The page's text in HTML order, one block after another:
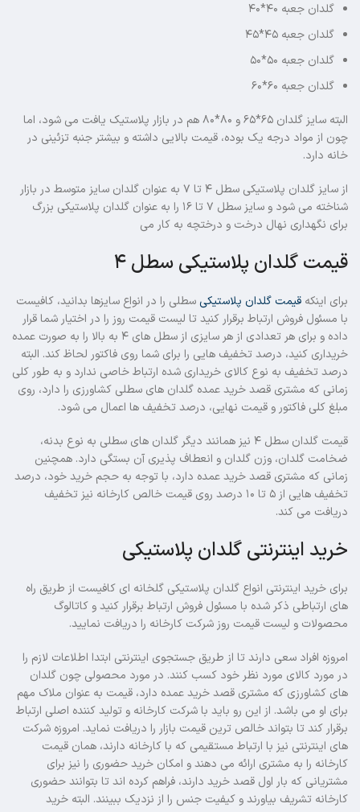
گلدان جعبه ۴۰*۴۰
گلدان جعبه ۴۵*۴۵
گلدان جعبه ۵۰*۵۰
گلدان جعبه ۶۰*۶۰
البته سایز گلدان ۶۵*۶۵ و ۸۰*۸۰ هم در بازار پلاستیک یافت می شود، اما
چون از مواد درجه یک بوده، قیمت بالایی داشته و بیشتر جنبه تزئینی در
خانه دارد.
از سایز گلدان پلاستیکی سطل ۴ تا ۷ به عنوان گلدان سایز متوسط در بازار
شناخته می شود و سایز سطل ۷ تا ۱۶ را به عنوان گلدان پلاستیکی بزرگ
برای نگهداری نهال درخت و درختچه به کار می
قیمت گلدان پلاستیکی سطل ۴
برای اینکه قیمت گلدان پلاستیکی سطلی را در انواع سایزها بدانید، کافیست
با مسئول فروش ارتباط برقرار کنید تا لیست قیمت روز را در اختیار شما قرار
داده و برای هر تعدادی از هر سایزی از سطل های ۴ به بالا را به صورت عمده
خریداری کنید، درصد تخفیف هایی را برای شما روی فاکتور لحاظ کند. البته
درصد تخفیف به نوع کالای خریداری شده ارتباط خاصی ندارد و به طور کلی
زمانی که مشتری قصد خرید عمده گلدان های سطلی کشاورزی را دارد، روی
مبلغ کلی فاکتور و قیمت نهایی، درصد تخفیف ها اعمال می شود.
قیمت گلدان سطل ۴ نیز همانند دیگر گلدان های سطلی به نوع بدنه،
ضخامت گلدان، وزن گلدان و انعطاف پذیری آن بستگی دارد. همچنین
زمانی که مشتری قصد خرید عمده دارد، با توجه به حجم خرید خود، درصد
تخفیف هایی از ۵ تا ۱۰ درصد روی قیمت خالص کارخانه نیز تخفیف
دریافت می کند.
خرید اینترنتی گلدان پلاستیکی
برای خرید اینترنتی انواع گلدان پلاستیکی گلخانه ای کافیست از طریق راه
های ارتباطی ذکر شده با مسئول فروش ارتباط برقرار کنید و کاتالوگ
محصولات و لیست قیمت روز شرکت کارخانه را دریافت نمایید.
امروزه افراد سعی دارند تا از طریق جستجوی اینترنتی ابتدا اطلاعات لازم را
در مورد کالای مورد نظر خود کسب کنند. در مورد محصولی چون گلدان
های کشاورزی که مشتری قصد خرید عمده دارد، قیمت به عنوان ملاک مهم
برای او می باشد. از این رو باید با شرکت کارخانه و تولید کننده اصلی ارتباط
برقرار کند تا بتواند خالص ترین قیمت بازار را دریافت نماید. امروزه شرکت
های اینترنتی نیز با ارتباط مستقیمی که با کارخانه دارند، همان قیمت
کارخانه را به مشتری ارائه می دهند و امکان خرید حضوری را نیز برای
مشتریانی که بار اول قصد خرید دارند، فراهم کرده اند تا بتوانند حضوری
کارخانه تشریف بیاورند و کیفیت جنس را از نزدیک ببینند. البته خرید